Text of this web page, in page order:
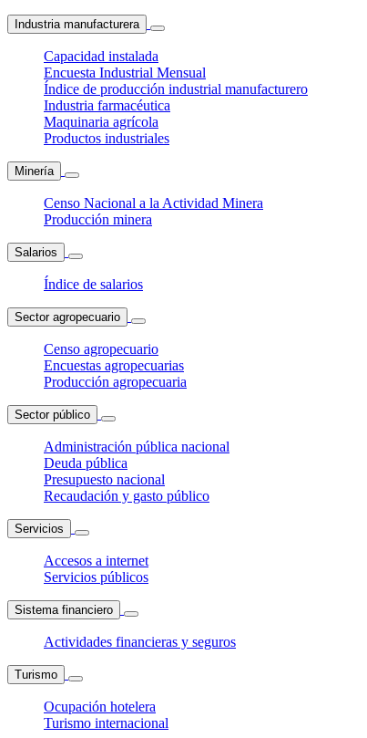
Industria manufacturera
Capacidad instalada
Encuesta Industrial Mensual
Índice de producción industrial manufacturero
Industria farmacéutica
Maquinaria agrícola
Productos industriales
Minería
Censo Nacional a la Actividad Minera
Producción minera
Salarios
Índice de salarios
Sector agropecuario
Censo agropecuario
Encuestas agropecuarias
Producción agropecuaria
Sector público
Administración pública nacional
Deuda pública
Presupuesto nacional
Recaudación y gasto público
Servicios
Accesos a internet
Servicios públicos
Sistema financiero
Actividades financieras y seguros
Turismo
Ocupación hotelera
Turismo internacional